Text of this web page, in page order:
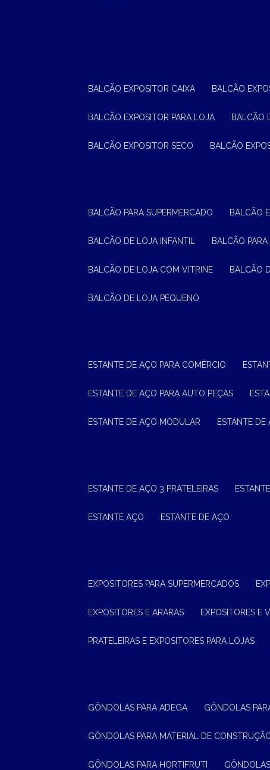
BALCÃO EXPOSITOR CAIXA BALCÃO
BALCÃO EXPOSITOR PARA LOJA BALCÃO
BALCÃO EXPOSITOR SECO BALCÃO
BALCÃO PARA SUPERMERCADO BALCÃO
BALCÃO DE LOJA INFANTIL BALCÃO
BALCÃO DE LOJA COM VITRINE BALCÃO
BALCÃO DE LOJA PEQUENO
ESTANTE DE AÇO PARA COMÉRCIO
ESTANTE DE AÇO PARA AUTO PEÇAS
ESTANTE DE AÇO MODULAR ESTANTE
ESTANTE DE AÇO 3 PRATELEIRAS
ESTANTE AÇO ESTANTE DE AÇO
EXPOSITORES PARA SUPERMERCADOS
EXPOSITORES E ARARAS EXPOSITORES E
PRATELEIRAS E EXPOSITORES PARA LOJAS
GÔNDOLAS PARA ADEGA GÔNDOLAS
GÔNDOLAS PARA MATERIAL DE
GÔNDOLAS PARA HORTIFRUTI